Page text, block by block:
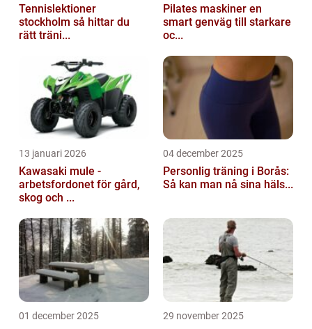
Tennislektioner
stockholm så hittar du
rätt träni...
Pilates maskiner en
smart genväg till starkare
oc...
13 januari 2026
Kawasaki mule -
arbetsfordonet för gård,
skog och ...
04 december 2025
Personlig träning i Borås:
Så kan man nå sina häls...
01 december 2025 29 november 2025